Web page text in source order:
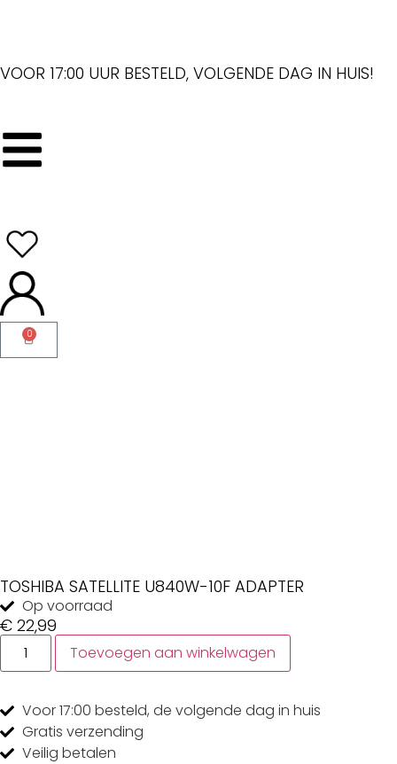
VOOR 17:00 UUR BESTELD, VOLGENDE DAG IN HUIS!
0
TOSHIBA SATELLITE U840W-10F ADAPTER
Op voorraad
€ 22,99
Toevoegen aan winkelwagen
Voor 17:00 besteld, de volgende dag in huis
Gratis verzending
Veilig betalen